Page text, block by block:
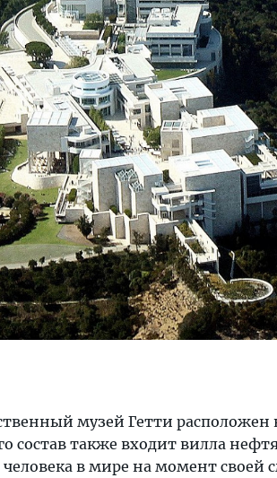
музей Гетти расположен
состав также входит вилла
человека в мире на момент своей